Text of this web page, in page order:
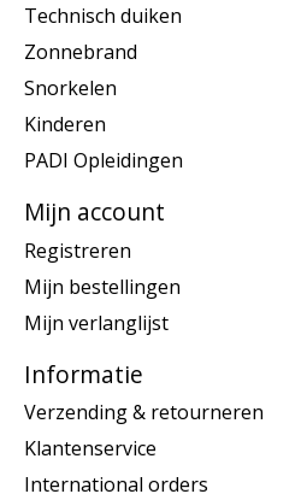
Technisch duiken
Zonnebrand
Snorkelen
Kinderen
PADI Opleidingen
Mijn account
Registreren
Mijn bestellingen
Mijn verlanglijst
Informatie
Verzending & retourneren
Klantenservice
International orders